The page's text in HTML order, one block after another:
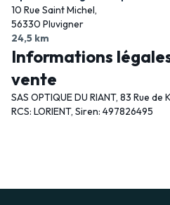
10 Rue Saint Michel,
56330 Pluvigner
24,5 km
Informations
vente
SAS OPTIQUE DU RIANT, 83 Rue
RCS: LORIENT, Siren: 497826495